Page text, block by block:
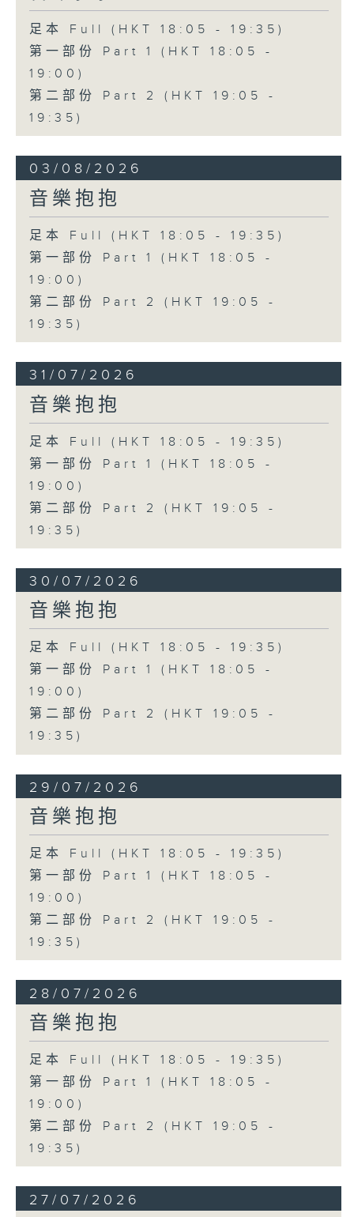
足本 Full (HKT 18:05 - 19:35)
第一部份 Part 1 (HKT 18:05 -
19:00)
第二部份 Part 2 (HKT 19:05 -
19:35)
03/08/2026
音樂抱抱
足本 Full (HKT 18:05 - 19:35)
第一部份 Part 1 (HKT 18:05 -
19:00)
第二部份 Part 2 (HKT 19:05 -
19:35)
31/07/2026
音樂抱抱
足本 Full (HKT 18:05 - 19:35)
第一部份 Part 1 (HKT 18:05 -
19:00)
第二部份 Part 2 (HKT 19:05 -
19:35)
30/07/2026
音樂抱抱
足本 Full (HKT 18:05 - 19:35)
第一部份 Part 1 (HKT 18:05 -
19:00)
第二部份 Part 2 (HKT 19:05 -
19:35)
29/07/2026
音樂抱抱
足本 Full (HKT 18:05 - 19:35)
第一部份 Part 1 (HKT 18:05 -
19:00)
第二部份 Part 2 (HKT 19:05 -
19:35)
28/07/2026
音樂抱抱
足本 Full (HKT 18:05 - 19:35)
第一部份 Part 1 (HKT 18:05 -
19:00)
第二部份 Part 2 (HKT 19:05 -
19:35)
27/07/2026